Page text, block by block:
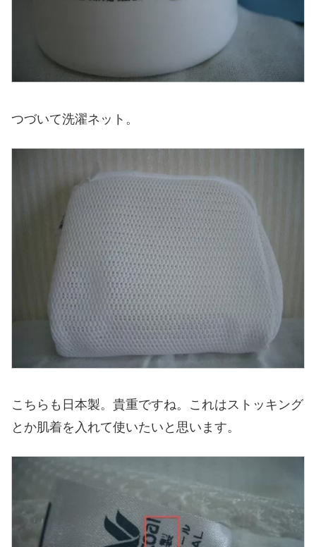
つづいて洗濯ネット。
こちらも日本製。貴重ですね。これはストッキング
とか肌着を入れて使いたいと思います。